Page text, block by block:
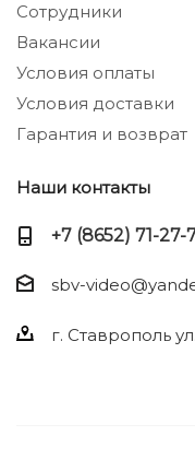
Сотрудники
Вакансии
Условия оплаты
Условия доставки
Гарантия и возврат
Наши контакты
+7 (8652) 71-27-
sbv-
г. Ставрополь